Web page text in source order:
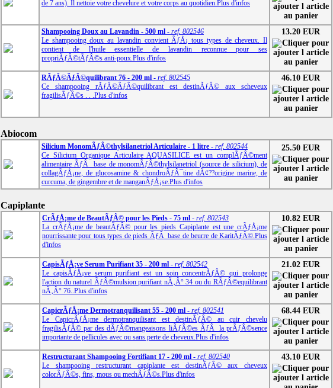
de 7 ans). Il nettoie votre chevelure et votre corps au quotidien.Plus d'infos
Shampooing Doux au Lavandin - 500 ml - ref. 802546
Le shampooing doux au lavandin convient ÃƒÅ¡ tous types de cheveux. Il
contient de l'huile essentielle de lavandin reconnue pour ses
propriÃƒÂ©tÃƒÂ©s anti-poux.Plus d'infos
13.20 EUR
RÃƒÂ©ÃƒÂ©quilibrant 76 - 200 ml - ref. 802545
Ce shampooing rÃƒÂ©ÃƒÂ©quilibrant est destinÃƒÂ© aux scheveux
fragilisÃƒÂ©s . . .Plus d'infos
46.10 EUR
Abiocom
Silicium MonomÃƒÂ©thylsilanetriol Articulaire - 1 litre - ref. 802544
Ce Silicium Organique Articulaire AQUASILICE est un complÃƒÂ©ment
alimentaire ÃƒÂ base de monomÃƒÂ©thylsilanetriol (source de silicium), de
collagÃƒÅ¡ne, de glucosamine & chondroÃƒÂ¯tine dÃ¢??origine marine, de
curcuma, de gingembre et de manganÃƒÅ¡se.Plus d'infos
25.50 EUR
Capiplante
CrÃƒÅ¡me de BeautÃƒÂ© pour les Pieds - 75 ml - ref. 802543
La crÃƒÅ¡me de beautÃƒÂ© pour les pieds Capiplante est une crÃƒÅ¡me
nourrissante pour tous types de pieds ÃƒÂ base de beurre de KaritÃƒÂ©.Plus
d'infos
10.82 EUR
CapisÃƒÅ¡ve Serum Purifiant 35 - 200 ml - ref. 802542
Le capisÃƒÅ¡ve serum purifiant est un soin concentrÃƒÂ© qui prolonge
l'action du naturel ÃƒÂ©mulsion purifiant nÃ‚Â° 34 ou du RÃƒÂ©equilibrant
nÃ‚Â° 76..Plus d'infos
21.02 EUR
CapicrÃƒÅ¡me Dermotranquilisant 55 - 200 ml - ref. 802541
Le CapicrÃƒÅ¡me dermotranquilisant est destinÃƒÂ© au cuir chevelu
fragilisÃƒÂ© par des dÃƒÂ©mangeaisons liÃƒÂ©es ÃƒÂ la prÃƒÂ©sence
importante de pellicules avec ou sans perte de cheveux.Plus d'infos
68.44 EUR
Restructurant Shampooing Fortifiant 17 - 200 ml - ref. 802540
Le shampooing restructurant capiplante est destinÃƒÂ© aux cheveux
colorÃƒÂ©s, fins, mous ou mechÃƒÂ©s.Plus d'infos
43.10 EUR